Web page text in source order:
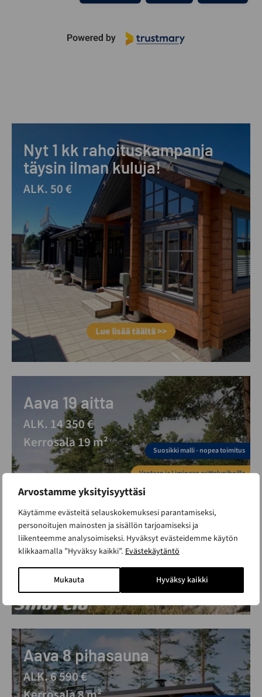
Arvostamme yksityisyyttäsi
Käytämme evästeitä selauskokemuksesi parantamiseksi,
personoitujen mainosten ja sisällön tarjoamiseksi ja
liikenteemme analysoimiseksi. Hyväksyt evästeidemme käytön
klikkaamalla ”Hyväksy kaikki”. Evästekäytäntö
Mukauta Hyväksy kaikki
Nyt 1 kk rahoituskampanja
täysin ilman kuluja!
ALK. 50 €
Aava 19 aitta
ALK. 14 350 €
Kerrosala 19 m²
Suosikki malli - nopea toimitus
Vantaan ja Limingan esittelypihoilla
Aava 8 pihasauna
ALK. 6 590 €